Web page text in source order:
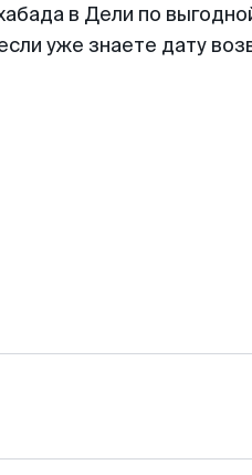
в Дели по
уже знаете дату